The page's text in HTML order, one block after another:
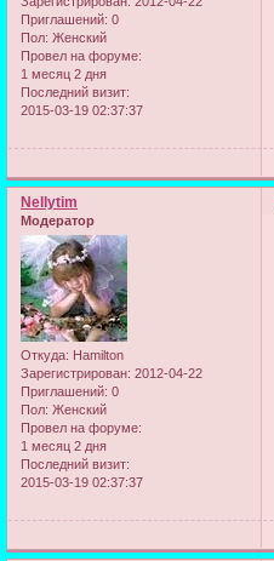
Приглашений: 0
Пол: Женский
Провел на форуме:
1 месяц 2 дня
Последний визит:
2015-03-19 02:37:37
Nellytim
Модератор
Откуда: Hamilton
Зарегистрирован: 2012-04-22
Приглашений: 0
Пол: Женский
Провел на форуме:
1 месяц 2 дня
Последний визит:
2015-03-19 02:37:37